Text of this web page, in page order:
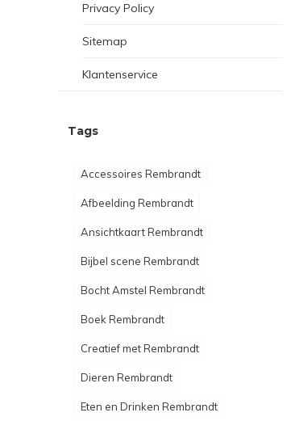
Privacy Policy
Sitemap
Klantenservice
Tags
Accessoires Rembrandt
Afbeelding Rembrandt
Ansichtkaart Rembrandt
Bijbel scene Rembrandt
Bocht Amstel Rembrandt
Boek Rembrandt
Creatief met Rembrandt
Dieren Rembrandt
Eten en Drinken Rembrandt